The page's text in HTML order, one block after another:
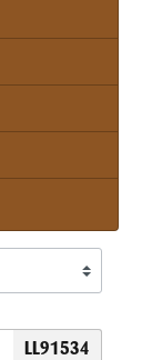
LL91534